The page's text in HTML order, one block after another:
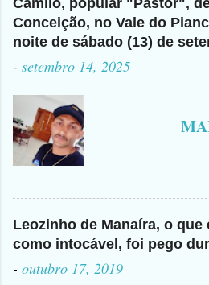
Camilo, popular "Pastor",
Conceição, no Vale do
noite de sábado (13) de
- setembro 14, 2025
Leozinho de Manaíra, o que
como intocável, foi pego
- outubro 17, 2019